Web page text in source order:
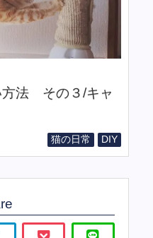
方法 その３/キャ
猫の日常 DIY